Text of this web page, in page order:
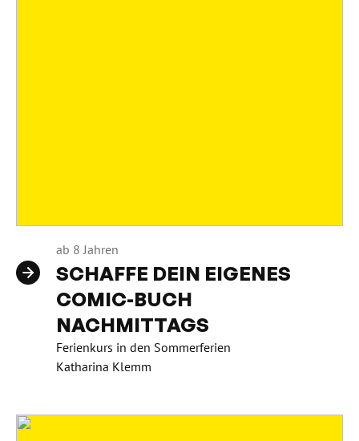
ab 8 Jahren
SCHAFFE DEIN EIGENES
COMIC-BUCH
NACHMITTAGS
Ferienkurs in den Sommerferien
Katharina Klemm